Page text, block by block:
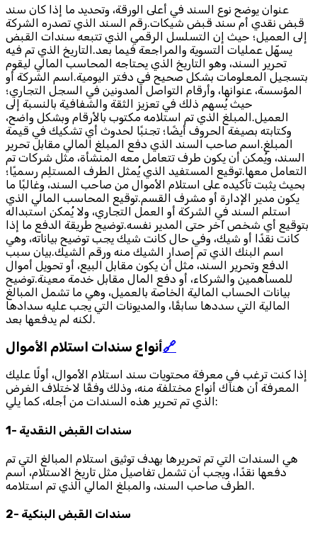
عنوان يوضح نوع السند في أعلى الورقة، وتحديد ما إذا كان سند
قبض نقدي أم سند قبض شيكات.رقم السند الذي تصدره الشركة
إلى العميل؛ حيث إن التسلسل الرقمي الذي تتبعه سندات القبض
يسهّل عمليات التسوية والمراجعة فيما بعد.التاريخ الذي تم فيه
تحرير السند، وهو التاريخ الذي يحتاجه المحاسب المالي ليقوم
بتسجيل المعلومات بشكل صحيح في دفتر اليومية.اسم الشركة أو
المؤسسة، عنوانها، وأرقام التواصل المدونين في السجل التجاري؛
حيث يُسهم ذلك في تعزيز الثقة والشفافية بالنسبة إلى
العميل.المبلغ الذي تم استلامه مكتوب بالأرقام وبشكل واضح،
وكتابته بصيغة الحروف أيضًا؛ تجنبًا لحدوث أي تشكيك في قيمة
المبلغ.اسم صاحب السند الذي دفع المبلغ المالي مقابل تحرير
السند، ويُمكن أن يكون طرف تتعامل معه المنشأة، مثل شركات تم
التعامل معها.توقيع المستفيد الذي يُمثل الطرف المستلِم رسميًا؛
بحيث يثبت تأكيده على استلام الأموال من صاحب السند، وغالبًا ما
يكون مدير الإدارة أو مشرف القسم.توقيع المحاسب المالي الذي
استلم السند في الشركة أو العمل التجاري، ولا يُمكن استبداله
بتوقيع أي شخص آخر حتى المدير نفسه.توضيح طريقة الدفع ما إذا
كانت نقدًا أو شيك، وفي حال كانت شيك يجب توضيح بياناته، وهي
اسم البنك الذي تم إصدار الشيك منه ورقم الشيك.بيان سبب
الدفع وتحرير السند، مثل أن يكون مقابل البيع، أو تحويل أموال
للمساهمين والشركاء، أو دفع المال مقابل خدمة معينة.توضيح
بيانات الحساب المالية الخاصة بالعميل، وهي ما تشمل المبالغ
المالية التي سددها سابقًا، والمديونات التي يجب عليه سدادها
لكنه لم يدفعها بعد.
أنواع سندات استلام الأموال🔗
إذا كنت ترغب في معرفة محتويات سند استلام الأموال، أولًا عليك
المعرفة أن هناك أنواع مختلفة منه، وذلك وفقًا لاختلاف الغرض
الذي تم تحرير هذه السندات من أجله، كما يلي:
1- سندات القبض النقدية
هي السندات التي تم تحريرها بهدف توثيق استلام المبالغ التي تم
دفعها نقدًا، ويجب أن تشمل تفاصيل مثل تاريخ الاستلام، اسم
الطرف صاحب السند، والمبلغ المالي الذي تم استلامه.
2- سندات القبض البنكية